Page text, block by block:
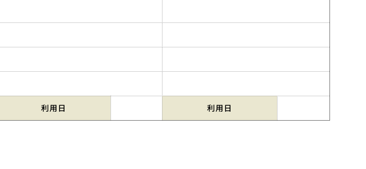
利用日 利用日